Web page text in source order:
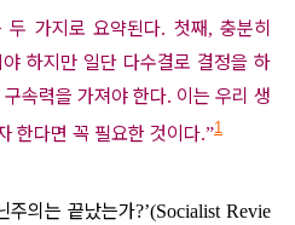
두 가지로 요약된다. 첫째, 충분히
하지만 일단 다수결로 결정을 하
속력을 가져야 한다. 이는 우리 생
한다면 꼭 필요한 것이다.”1
주의는 끝났는가?’(Socialist Revie